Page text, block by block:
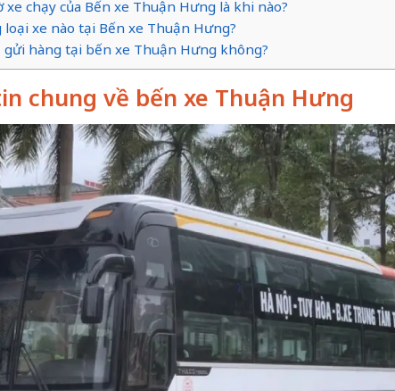
xe chạy của Bến xe Thuận Hưng là khi nào?
loại xe nào tại Bến xe Thuận Hưng?
gửi hàng tại bến xe Thuận Hưng không?
chung về bến xe Thuận Hưng